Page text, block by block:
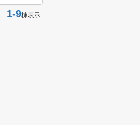
1-9棟表示